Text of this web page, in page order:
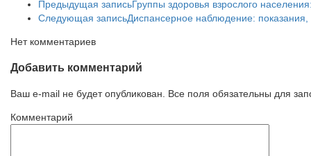
Предыдущая записьГруппы здоровья взрослого
Следующая записьДиспансерное наблюдение: показания,
Нет комментариев
Добавить комментарий
Ваш e-mail не будет опубликован. Все поля обязательны для
Комментарий